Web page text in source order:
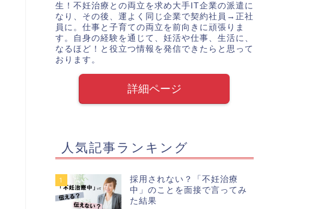
生！不妊治療との両立を求め大手IT企業の派遣に
なり、その後、運よく同じ企業で契約社員→正社
員に。仕事と子育ての両立を前向きに頑張りま
す。自身の経験を通じて、妊活や仕事、生活に、
なるほど！と役立つ情報を発信できたらと思って
おります。
詳細ページ
人気記事ランキング
1
採用されない？「不妊治療
中」のことを面接で言ってみ
た結果